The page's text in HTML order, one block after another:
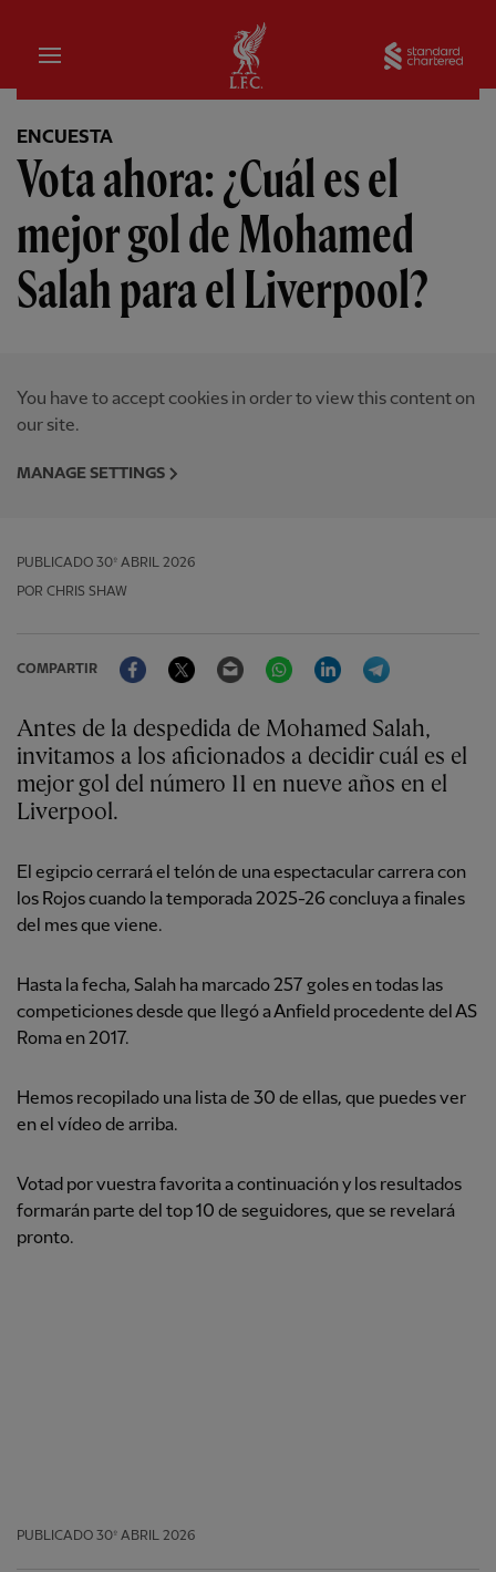
Hogar
ENCUESTA
Vota ahora: ¿Cuál es el
mejor gol de Mohamed
Salah para el Liverpool?
You have to accept cookies in order to view this content on
our site.
MANAGE SETTINGS
PUBLICADO 30º ABRIL 2026
POR CHRIS SHAW
COMPARTIR
FacebookTwitter Email WhatsAppLinkedIn
Antes de la despedida de Mohamed Salah,
invitamos a los aficionados a decidir cuál es el
mejor gol del número 11 en nueve años en el
Liverpool.
El egipcio cerrará el telón de una espectacular carrera con
los Rojos cuando la temporada 2025-26 concluya a finales
del mes que viene.
Hasta la fecha, Salah ha marcado 257 goles en todas las
competiciones desde que llegó a Anfield procedente del AS
Roma en 2017.
Hemos recopilado una lista de 30 de ellas, que puedes ver
en el vídeo de arriba.
Votad por vuestra favorita a continuación y los resultados
formarán parte del top 10 de seguidores, que se revelará
pronto.
PUBLICADO 30º ABRIL 2026